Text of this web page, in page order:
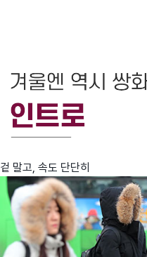
겉 말고, 속도 단단히